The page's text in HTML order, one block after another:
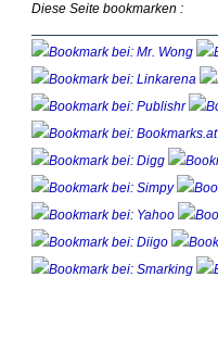
Diese Seite bookmarken :